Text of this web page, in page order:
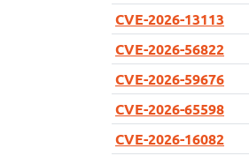
CVE-2026-13113
CVE-2026-56822
CVE-2026-59676
CVE-2026-65598
CVE-2026-16082